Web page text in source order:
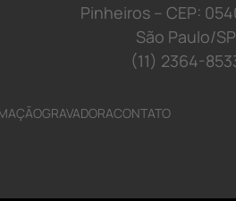
Pinheiros – CEP: 054
São Paulo/SP
(11) 2364-
GRAVADORACONTATO